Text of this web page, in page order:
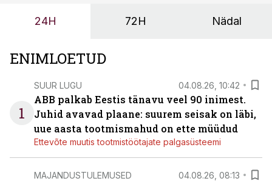
24H 72H Nädal
ENIMLOETUD
1
SUUR LUGU 04.08.26, 10:42
ABB palkab Eestis tänavu veel 90 inimest.
Juhid avavad plaane: suurem seisak on läbi,
uue aasta tootmismahud on ette müüdud
Ettevõte muutis tootmistöötajate palgasüsteemi
MAJANDUSTULEMUSED 04.08.26, 08:13